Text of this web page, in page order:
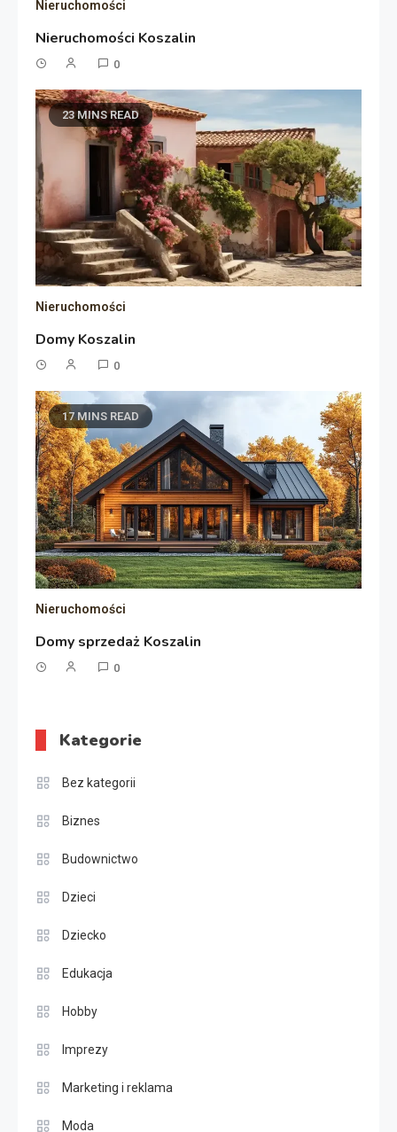
Nieruchomości
Nieruchomości Koszalin
0
23 MINS READ
Nieruchomości
Domy Koszalin
0
17 MINS READ
Nieruchomości
Domy sprzedaż Koszalin
0
Kategorie
Bez kategorii
Biznes
Budownictwo
Dzieci
Dziecko
Edukacja
Hobby
Imprezy
Marketing i reklama
Moda